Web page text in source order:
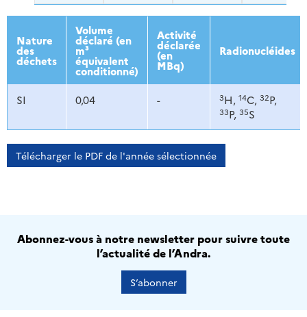
Nature
des
déchets
Volume
déclaré (en
m³
équivalent
conditionné)
Activité
déclarée
(en
MBq)
Radionucléides
SI 0,04 - 3H, 14C, 32P,
33P, 35S
Télécharger le PDF de l'année sélectionnée
Abonnez-vous à notre newsletter pour suivre toute
l’actualité de l’Andra.
S’abonner